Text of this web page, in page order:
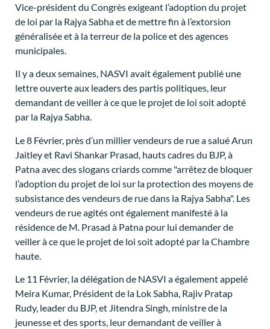
Vice-président du Congrès exigeant l’adoption du projet
de loi par la Rajya Sabha et de mettre fin à l’extorsion
généralisée et à la terreur de la police et des agences
municipales.
Il y a deux semaines, NASVI avait également publié une
lettre ouverte aux leaders des partis politiques, leur
demandant de veiller à ce que le projet de loi soit adopté
par la Rajya Sabha.
Le 8 Février, près d’un millier vendeurs de rue a salué Arun
Jaitley et Ravi Shankar Prasad, hauts cadres du BJP, à
Patna avec des slogans criards comme "arrêtez de bloquer
l’adoption du projet de loi sur la protection des moyens de
subsistance des vendeurs de rue dans la Rajya Sabha". Les
vendeurs de rue agités ont également manifesté à la
résidence de M. Prasad à Patna pour lui demander de
veiller à ce que le projet de loi soit adopté par la Chambre
haute.
Le 11 Février, la délégation de NASVI a également appelé
Meira Kumar, Président de la Lok Sabha, Rajiv Pratap
Rudy, leader du BJP, et Jitendra Singh, ministre de la
jeunesse et des sports, leur demandant de veiller à